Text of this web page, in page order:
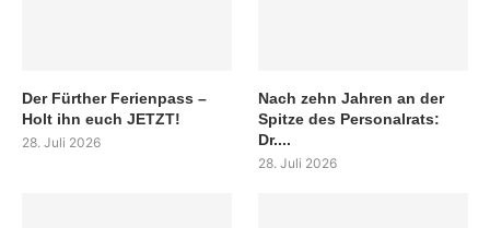
Der Fürther Ferienpass –
Holt ihn euch JETZT!
28. Juli 2026
Nach zehn Jahren an der
Spitze des Personalrats:
Dr....
28. Juli 2026